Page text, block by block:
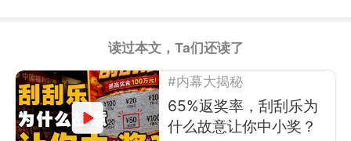
读过本文，Ta们还读了
#内幕大揭秘
65%返奖率，刮刮乐为
什么故意让你中小奖？